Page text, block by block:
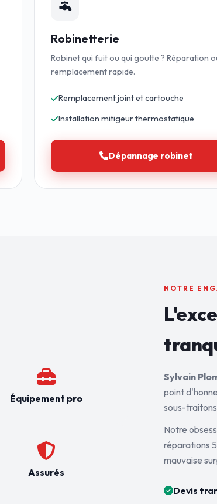
Robinetterie
Robinet qui fuit ou qui goutte ? Réparation
remplacement rapide.
Remplacement joint et cartouche
Installation mitigeur thermostatique
Dépannage robinet
Équipement pro
Assurés
NOTRE
Sylvain
point
sous-
Notre
réparations
mauvaise
Devis